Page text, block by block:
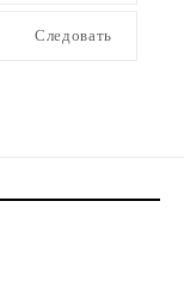
Следовать